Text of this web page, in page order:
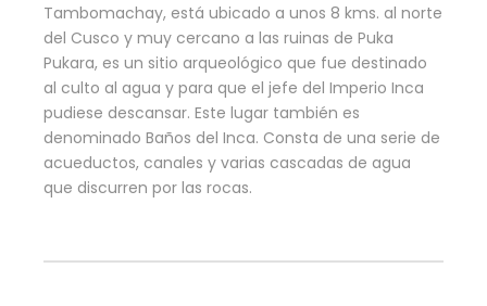
Tambomachay, está ubicado a unos 8 kms. al norte
del Cusco y muy cercano a las ruinas de Puka
Pukara, es un sitio arqueológico que fue destinado
al culto al agua y para que el jefe del Imperio Inca
pudiese descansar. Este lugar también es
denominado Baños del Inca. Consta de una serie de
acueductos, canales y varias cascadas de agua
que discurren por las rocas.